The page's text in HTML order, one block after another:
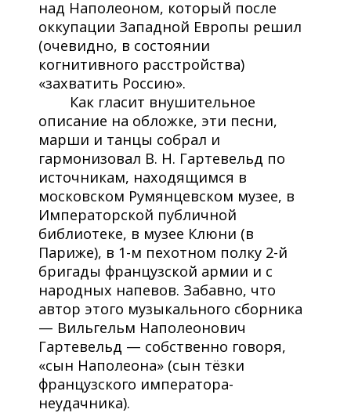
над Наполеоном, который после
оккупации Западной Европы решил
(очевидно, в состоянии
когнитивного расстройства)
«захватить Россию».
Как гласит внушительное
описание на обложке, эти песни,
марши и танцы собрал и
гармонизовал В. Н. Гартевельд по
источникам, находящимся в
московском Румянцевском музее, в
Императорской публичной
библиотеке, в музее Клюни (в
Париже), в 1-м пехотном полку 2-й
бригады французской армии и с
народных напевов. Забавно, что
автор этого музыкального сборника
— Вильгельм Наполеонович
Гартевельд — собственно говоря,
«сын Наполеона» (сын тёзки
французского императора-
неудачника).